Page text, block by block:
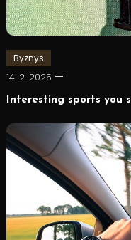
Byznys
14. 2. 2025
Interesting sports you